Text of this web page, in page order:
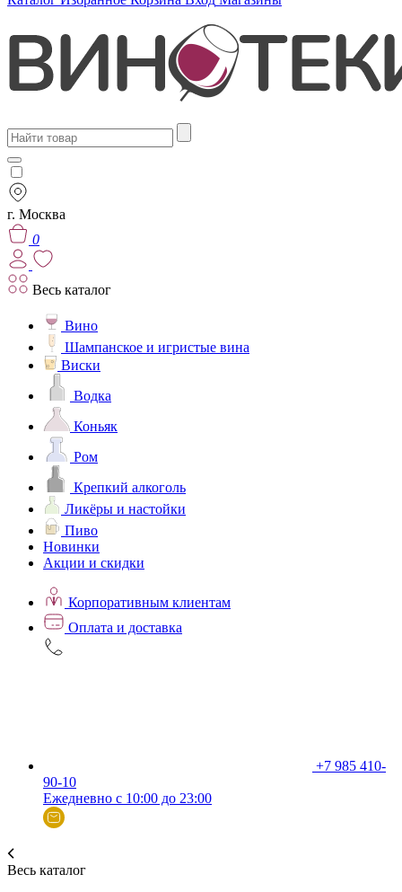
г. Москва
0
Весь каталог
Вино
Шампанское и игристые вина
Виски
Водка
Коньяк
Ром
Крепкий алкоголь
Ликёры и настойки
Пиво
Новинки
Акции и скидки
Корпоративным клиентам
Оплата и доставка
+7 985 410-
90-10
Ежедневно с 10:00 до 23:00
Весь каталог